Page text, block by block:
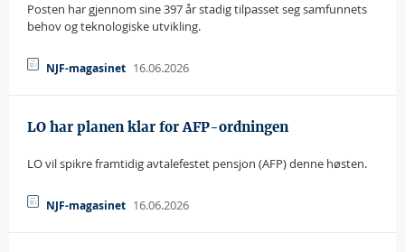
Posten har gjennom sine 397 år stadig tilpasset seg samfunnets
behov og teknologiske utvikling.
NJF-magasinet 16.06.2026
LO har planen klar for AFP-ordningen
LO vil spikre framtidig avtalefestet pensjon (AFP) denne høsten.
NJF-magasinet 16.06.2026